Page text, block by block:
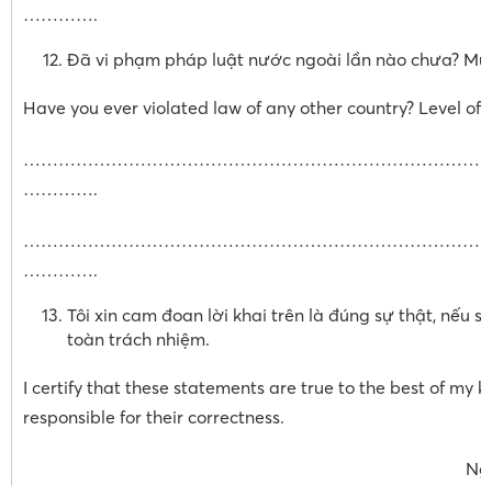
………….
Đã vi phạm pháp luật nước ngoài lần nào chưa?
Have you ever violated law of any other country? Level of
………….
………….
Tôi xin cam đoan lời khai trên là đúng sự thật, nếu
toàn trách nhiệm.
I certify that these statements are true to the best of my
responsible for their correctness.
Ngày … tháng